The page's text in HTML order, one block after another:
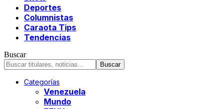
Deportes
Columnistas
Caraota Tips
Tendencias
Buscar
Categorías
Venezuela
Mundo